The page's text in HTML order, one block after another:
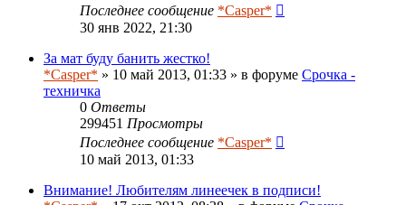
Последнее сообщение *Casper*
30 янв 2022, 21:30
За мат буду банить жестко!
*Casper* » 10 май 2013, 01:33 » в форуме Срочка -
техничка
0 Ответы
299451 Просмотры
Последнее сообщение *Casper*
10 май 2013, 01:33
Внимание! Любителям линеечек в подписи!